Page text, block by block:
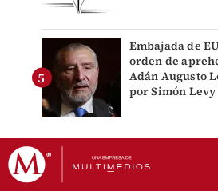
Embajada de
orden de
Adán Augusto
por Simón Levy